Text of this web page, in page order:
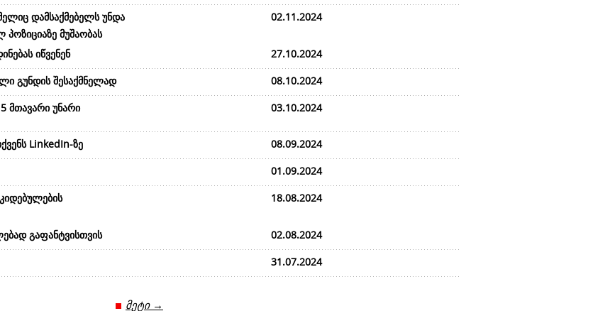
დამსაქმებელს უნდა
მუშაობას
02.11.2024
იწვენენ
27.10.2024
გუნდის შესაქმნელად
08.10.2024
მთავარი უნარი
03.10.2024
LinkedIn-ზე
08.09.2024
01.09.2024
18.08.2024
გაფანტვისთვის
02.08.2024
31.07.2024
მეტი →